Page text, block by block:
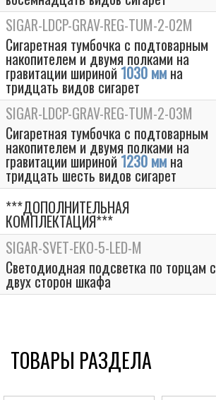
SIGAR-LDCP-GRAV-REG-TUM-2-02M
Сигаретная тумбочка с подтоварным
накопителем и двумя полками на
гравитации шириной 1030 мм на
тридцать видов сигарет
SIGAR-LDCP-GRAV-REG-TUM-2-03M
Сигаретная тумбочка с подтоварным
накопителем и двумя полками на
гравитации шириной 1230 мм на
тридцать шесть видов сигарет
***ДОПОЛНИТЕЛЬНАЯ
КОМПЛЕКТАЦИЯ***
SIGAR-SVET-EKO-5-LED-M
Светодиодная подсветка по торцам с
двух сторон шкафа
ТОВАРЫ РАЗДЕЛА